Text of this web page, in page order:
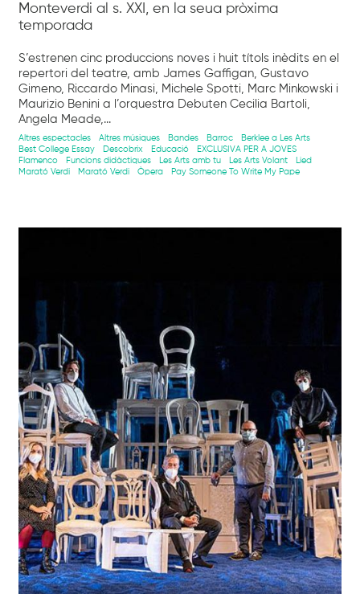
Monteverdi al s. XXI, en la seua pròxima
temporada
S’estrenen cinc produccions noves i huit títols inèdits en el
repertori del teatre, amb James Gaffigan, Gustavo
Gimeno, Riccardo Minasi, Michele Spotti, Marc Minkowski i
Maurizio Benini a l’orquestra Debuten Cecilia Bartoli,
Angela Meade,...
Altres espectacles Altres músiques Bandes Barroc
Berklee a Les Arts
Best College Essay
Descobrix Educació
EXCLUSIVA PER A JOVES
Flamenco
Funcions didàctiques Les Arts amb tu Les Arts Volant
Lied
Marató Verdi
Marató Verdi Òpera Pay Someone To Write My Pape